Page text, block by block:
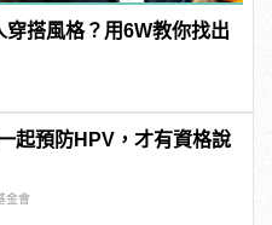
穿搭風格？用6W教你找出
起預防HPV，才有資格說
金會